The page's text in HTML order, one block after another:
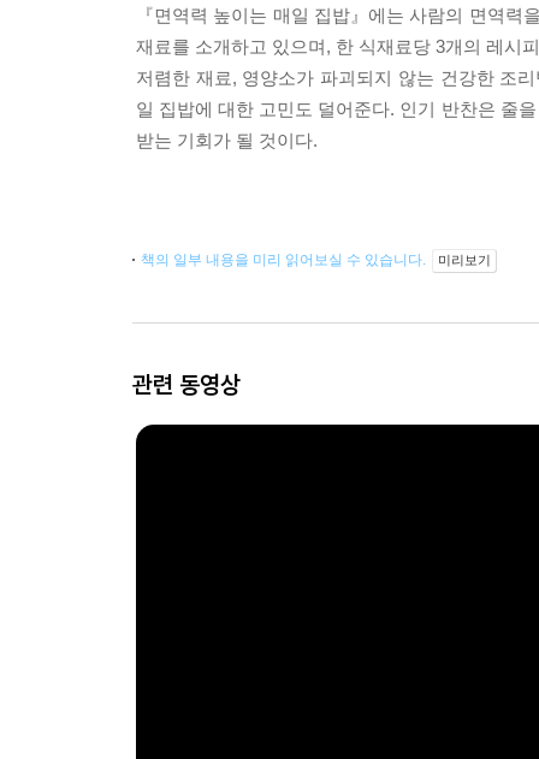
『면역력 높이는 매일 집밥』에는 사람의 면역력
재료를 소개하고 있으며, 한 식재료당 3개의 레시
저렴한 재료, 영양소가 파괴되지 않는 건강한 조
일 집밥에 대한 고민도 덜어준다. 인기 반찬은 줄
받는 기회가 될 것이다.
책의 일부 내용을 미리 읽어보실 수 있습니다. 미리보기
관련 동영상